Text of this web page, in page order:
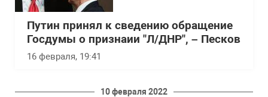
Путин принял к сведению обращение
Госдумы о признаии "Л/ДНР", – Песков
16 февраля, 19:41
10 февраля 2022